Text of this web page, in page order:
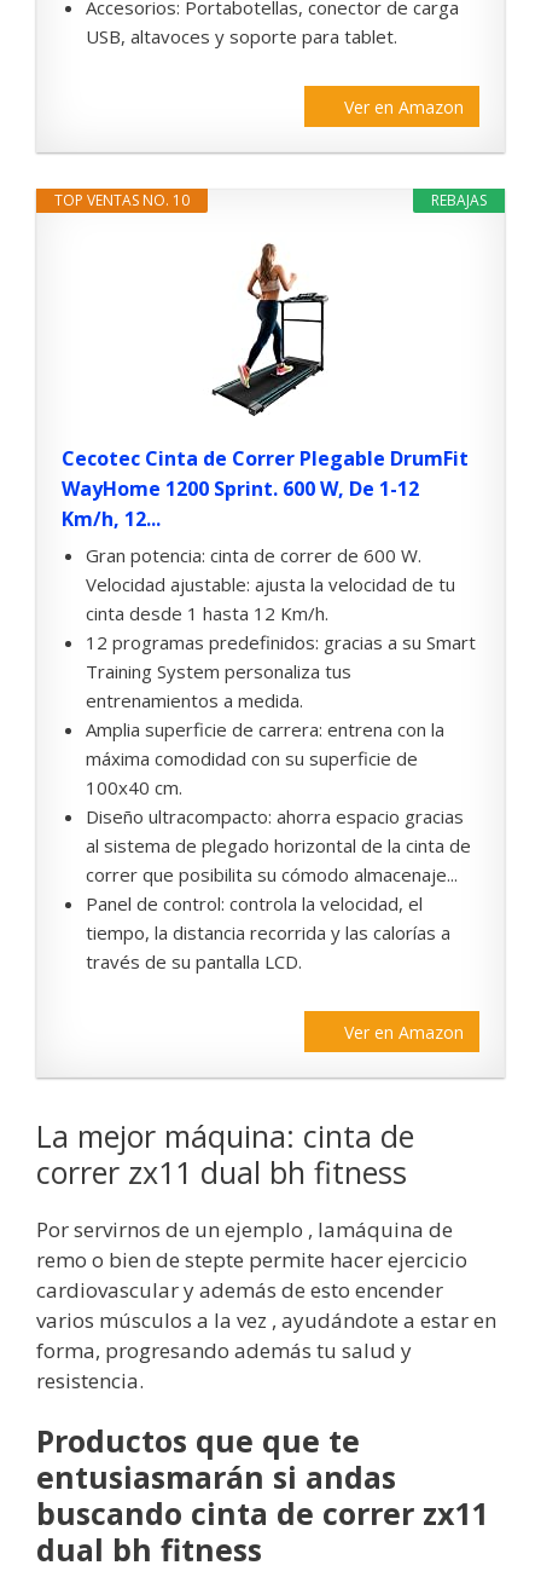
Accesorios: Portabotellas, conector de carga
USB, altavoces y soporte para tablet.
Ver en Amazon
REBAJAS
TOP VENTAS NO. 10
Cecotec Cinta de Correr Plegable DrumFit
WayHome 1200 Sprint. 600 W, De 1-12
Km/h, 12...
Gran potencia: cinta de correr de 600 W.
Velocidad ajustable: ajusta la velocidad de tu
cinta desde 1 hasta 12 Km/h.
12 programas predefinidos: gracias a su Smart
Training System personaliza tus
entrenamientos a medida.
Amplia superficie de carrera: entrena con la
máxima comodidad con su superficie de
100x40 cm.
Diseño ultracompacto: ahorra espacio gracias
al sistema de plegado horizontal de la cinta de
correr que posibilita su cómodo almacenaje...
Panel de control: controla la velocidad, el
tiempo, la distancia recorrida y las calorías a
través de su pantalla LCD.
Ver en Amazon
La mejor máquina: cinta de
correr zx11 dual bh fitness
Por servirnos de un ejemplo , lamáquina de
remo o bien de stepte permite hacer ejercicio
cardiovascular y además de esto encender
varios músculos a la vez , ayudándote a estar en
forma, progresando además tu salud y
resistencia.
Productos que que te
entusiasmarán si andas
buscando cinta de correr zx11
dual bh fitness